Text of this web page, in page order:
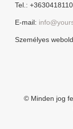
Tel.:
E-mail:
Személyes
© Minden jog